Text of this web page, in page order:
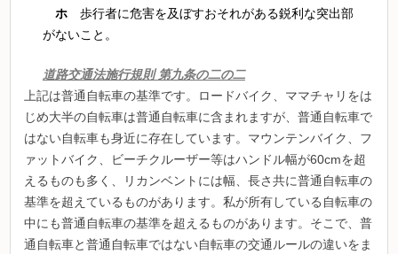
ホ歩行者に危害を及ぼすおそれがある鋭利な突出部
がないこと。
道路交通法施行規則 第九条の二の二
上記は普通自転車の基準です。ロードバイク、ママチャリをは
じめ大半の自転車は普通自転車に含まれますが、普通自転車で
はない自転車も身近に存在しています。マウンテンバイク、フ
ァットバイク、ビーチクルーザー等はハンドル幅が60cmを超
えるものも多く、リカンベントには幅、長さ共に普通自転車の
基準を超えているものがあります。私が所有している自転車の
中にも普通自転車の基準を超えるものがあります。そこで、普
通自転車と普通自転車ではない自転車の交通ルールの違いをま